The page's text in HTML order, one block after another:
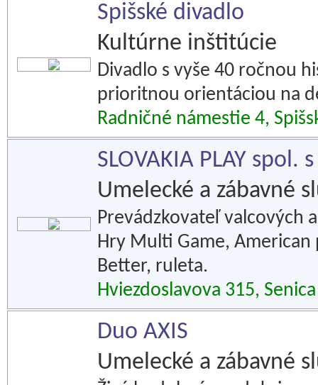
Spišské divadlo
Kultúrne inštitúcie
Divadlo s vyše 40 ročnou
prioritnou orientáciou na
Radničné námestie 4,
SLOVAKIA PLAY spol.
Umelecké a zábavné
Prevádzkovateľ valcových
Hry Multi Game, American
Better, ruleta.
Hviezdoslavova 315, Senica
Duo AXIS
Umelecké a zábavné